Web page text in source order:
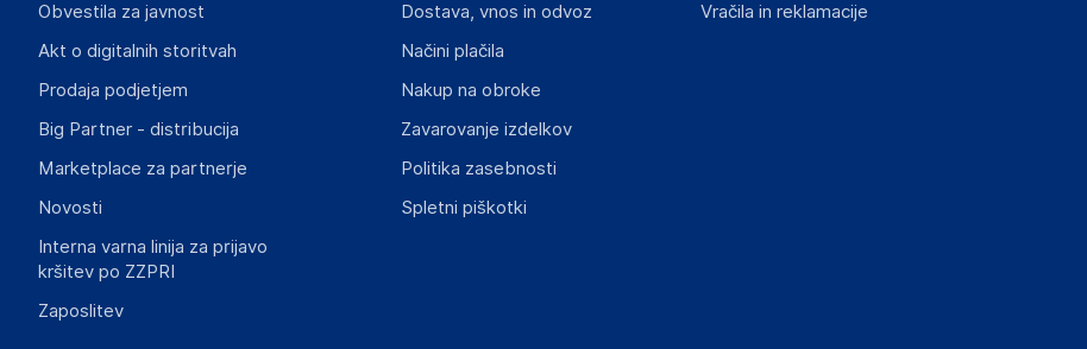
Obvestila za javnost
Akt o digitalnih storitvah
Prodaja podjetjem
Big Partner - distribucija
Marketplace za partnerje
Novosti
Interna varna linija za prijavo
kršitev po ZZPRI
Zaposlitev
Dostava, vnos in odvoz
Načini plačila
Nakup na obroke
Zavarovanje izdelkov
Politika zasebnosti
Spletni piškotki
Vračila in reklamacije